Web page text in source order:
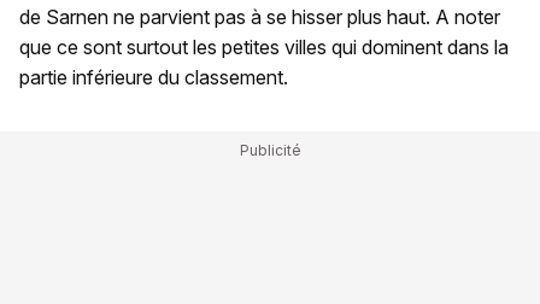
de Sarnen ne parvient pas à se hisser plus haut. A noter
que ce sont surtout les petites villes qui dominent dans la
partie inférieure du classement.